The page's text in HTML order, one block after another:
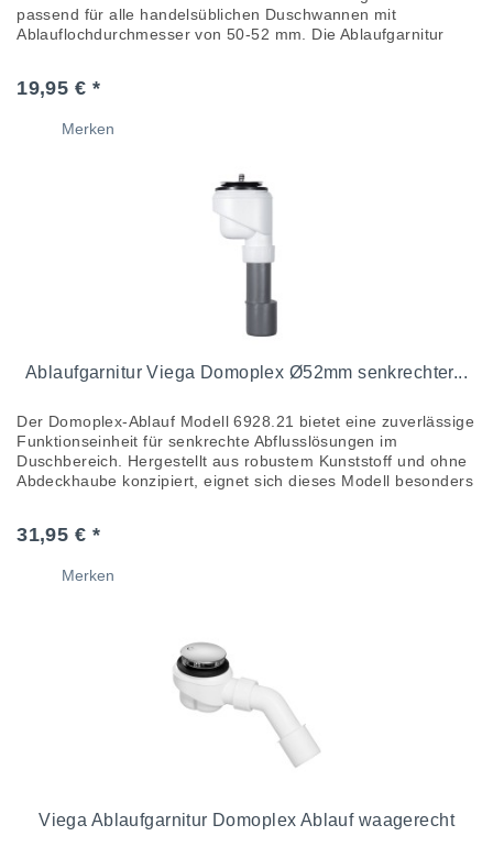
passend für alle handelsüblichen Duschwannen mit
Ablauflochdurchmesser von 50-52 mm. Die Ablaufgarnitur
19,95 € *
Merken
Ablaufgarnitur Viega Domoplex Ø52mm senkrechter...
Der Domoplex-Ablauf Modell 6928.21 bietet eine zuverlässige
Funktionseinheit für senkrechte Abflusslösungen im
Duschbereich. Hergestellt aus robustem Kunststoff und ohne
Abdeckhaube konzipiert, eignet sich dieses Modell besonders
31,95 € *
Merken
Viega Ablaufgarnitur Domoplex Ablauf waagerecht